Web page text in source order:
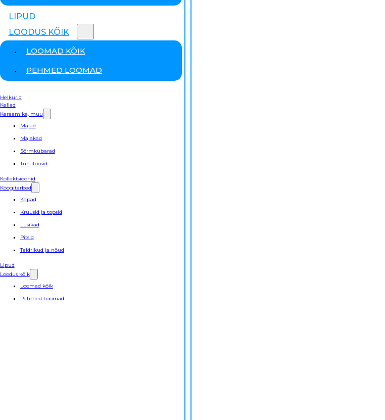
LIPUD
LOODUS KÕIK
LOOMAD KÕIK
PEHMED LOOMAD
Helkurid
Kellad
Keraamika, muu
Majad
Majakad
Sõrmkübarad
Tuhatoosid
Kollektsioonid
Köögitarbed
Kapad
Kruusid ja topsid
Lusikad
Pitsid
Taldrikud ja nõud
Lipud
Loodus kõik
Loomad kõik
Pehmed Loomad